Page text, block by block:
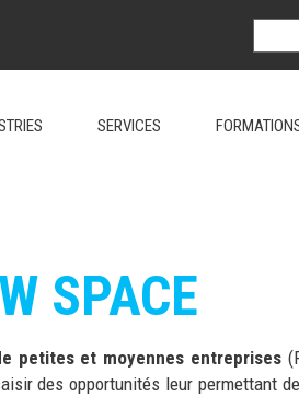
SERVICES
SPACE
petites et moyennes entreprises
des opportunités leur permettant de